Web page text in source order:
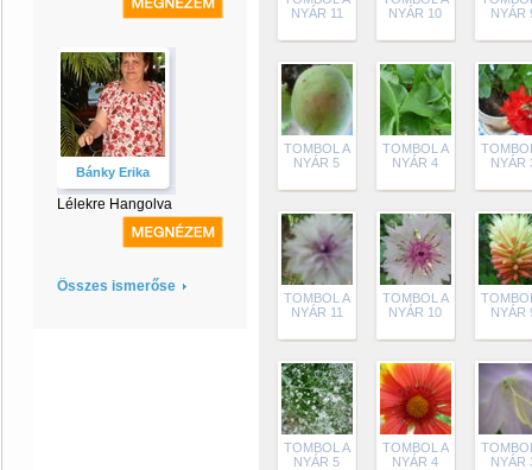
Bánky Erika
Lélekre Hangolva
Összes ismerőse
NYÁR 11
NYÁR 10
NYÁR
TOMBOL A
NYÁR 5
TOMBOL A
NYÁR 4
NYÁR
TOMBOL A
NYÁR 11
TOMBOL A
NYÁR 10
NYÁR
TOMBOL A
NYÁR 5
TOMBOL A
NYÁR 4
NYÁR